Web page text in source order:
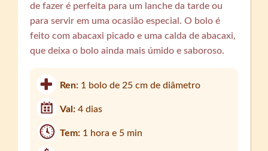
de fazer é perfeita para um lanche da tarde ou
para servir em uma ocasião especial. O bolo é
feito com abacaxi picado e uma calda de abacaxi,
que deixa o bolo ainda mais úmido e saboroso.
Ren: 1 bolo de 25 cm de diâmetro
Val:4 dias
Tem: 1 hora e 5 min